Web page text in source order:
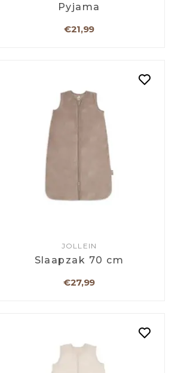
Pyjama
€21,99
JOLLEIN
Slaapzak 70 cm
€27,99